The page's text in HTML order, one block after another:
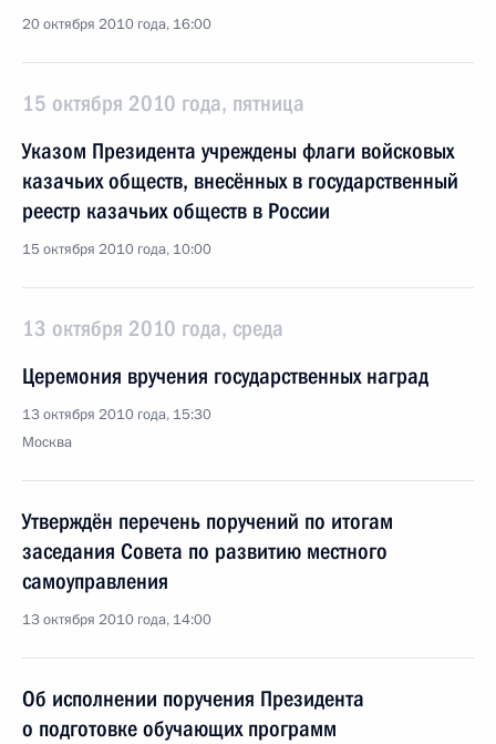
20 октября 2010 года, 16:00
15 октября 2010 года, пятница
Указом Президента учреждены флаги войсковых
казачьих обществ, внесённых в государственный
реестр казачьих обществ в России
15 октября 2010 года, 10:00
13 октября 2010 года, среда
Церемония вручения государственных наград
13 октября 2010 года, 15:30
Москва
Утверждён перечень поручений по итогам
заседания Совета по развитию местного
самоуправления
13 октября 2010 года, 14:00
Об исполнении поручения Президента
о подготовке обучающих программ